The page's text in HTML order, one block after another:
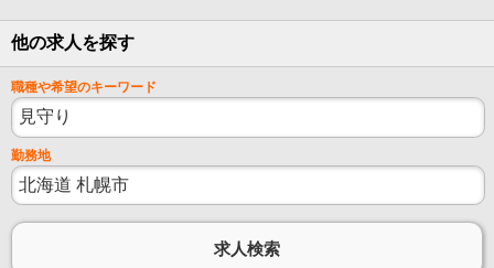
他の求人を探す
職種や希望のキーワード
勤務地